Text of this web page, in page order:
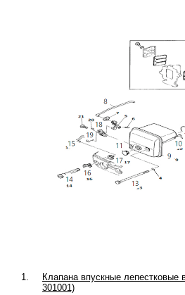
1.
Клапана впускные лепестковые
301001)